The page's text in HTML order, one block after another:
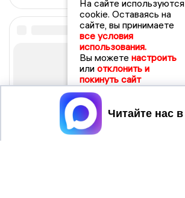
На сайте используются
cookie. Оставаясь на
сайте, вы принимаете
все условия
использования.
Вы можете настроить
или отклонить и
покинуть сайт
Принять